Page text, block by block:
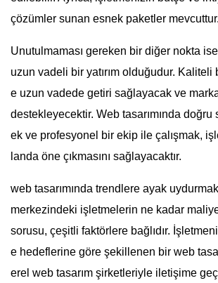
çözümler sunan esnek paketler mevcuttur.
Unutulmaması gereken bir diğer nokta ise
uzun vadeli bir yatırım olduğudur. Kaliteli
e uzun vadede getiri sağlayacak ve
destekleyecektir. Web tasarımında
ek ve profesyonel bir ekip ile çalışmak,
landa öne çıkmasını sağlayacaktır.
web tasarımında trendlere ayak
merkezindeki işletmelerin ne kadar
sorusu, çeşitli faktörlere bağlıdır.
e hedeflerine göre şekillenen bir web
erel web tasarım şirketleriyle iletişime